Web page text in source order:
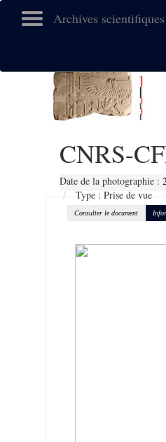
Archives
CNRS-
Date de la photographie :
Type : Prise de vue
Consulter le document